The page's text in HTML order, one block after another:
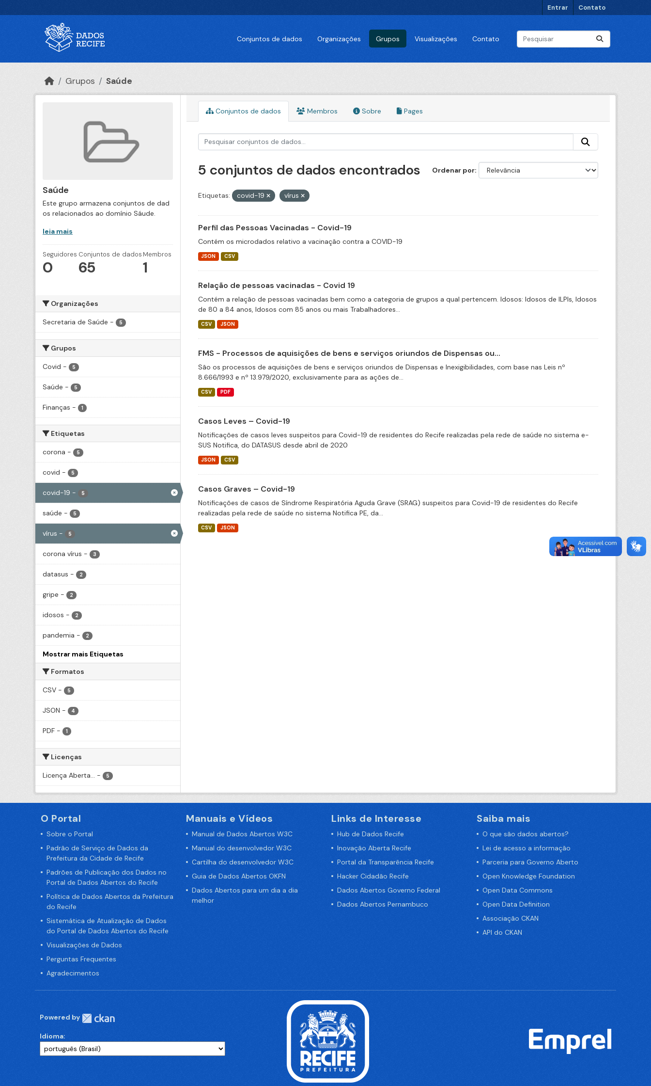
Entrar Contato
Conjuntos de dados Organizações Grupos Visualizações Contato
Grupos Saúde
Saúde
Este grupo armazena conjuntos de dad
os relacionados ao domínio Sáude.
leia mais
Seguidores
0
Conjuntos de dados
65
Membros
1
Organizações
Secretaria de Saúde - 5
Grupos
Covid - 5
Saúde - 5
Finanças - 1
Etiquetas
corona - 5
covid - 5
covid-19 - 5
saúde - 5
vírus - 5
corona vírus - 3
datasus - 2
gripe - 2
idosos - 2
pandemia - 2
Mostrar mais Etiquetas
Formatos
CSV - 5
JSON - 4
PDF - 1
Licenças
Licença Aberta... - 5
Conjuntos de dados Membros Sobre Pages
Ordenar por
5 conjuntos de dados encontrados
Etiquetas: covid-19 vírus
Perfil das Pessoas Vacinadas - Covid-19
Contém os microdados relativo a vacinação contra a COVID-19
JSON CSV
Relação de pessoas vacinadas - Covid 19
Contém a relação de pessoas vacinadas bem como a categoria de grupos a qual pertencem. Idosos: Idosos de ILPIs, Idosos
de 80 a 84 anos, Idosos com 85 anos ou mais Trabalhadores...
CSV JSON
FMS - Processos de aquisições de bens e serviços oriundos de Dispensas ou...
São os processos de aquisições de bens e serviços oriundos de Dispensas e Inexigibilidades, com base nas Leis nº
8.666/1993 e nº 13.979/2020, exclusivamente para as ações de...
CSV PDF
Casos Leves – Covid-19
Notificações de casos leves suspeitos para Covid-19 de residentes do Recife realizadas pela rede de saúde no sistema e-
SUS Notifica, do DATASUS desde abril de 2020
JSON CSV
Casos Graves – Covid-19
Notificações de casos de Síndrome Respiratória Aguda Grave (SRAG) suspeitos para Covid-19 de residentes do Recife
realizadas pela rede de saúde no sistema Notifica PE, da...
CSV JSON
O Portal
Sobre o Portal
Padrão de Serviço de Dados da
Prefeitura da Cidade de Recife
Padrões de Publicação dos Dados no
Portal de Dados Abertos do Recife
Política de Dados Abertos da Prefeitura
do Recife
Sistemática de Atualização de Dados
do Portal de Dados Abertos do Recife
Visualizações de Dados
Perguntas Frequentes
Agradecimentos
Manuais e Vídeos
Manual de Dados Abertos W3C
Manual do desenvolvedor W3C
Cartilha do desenvolvedor W3C
Guia de Dados Abertos OKFN
Dados Abertos para um dia a dia
melhor
Links de Interesse
Hub de Dados Recife
Inovação Aberta Recife
Portal da Transparência Recife
Hacker Cidadão Recife
Dados Abertos Governo Federal
Dados Abertos Pernambuco
Saiba mais
O que são dados abertos?
Lei de acesso a informação
Parceria para Governo Aberto
Open Knowledge Foundation
Open Data Commons
Open Data Definition
Associação CKAN
API do CKAN
Powered by
Idioma